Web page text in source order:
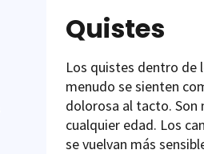
Quistes
Los quistes dentro de
menudo se sienten
dolorosa al tacto. Son
cualquier edad. Los
se vuelvan más